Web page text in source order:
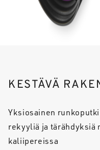
KESTÄVÄ
Yksiosainen
rekyyliä ja tärähdyksiä
kaliipereissa